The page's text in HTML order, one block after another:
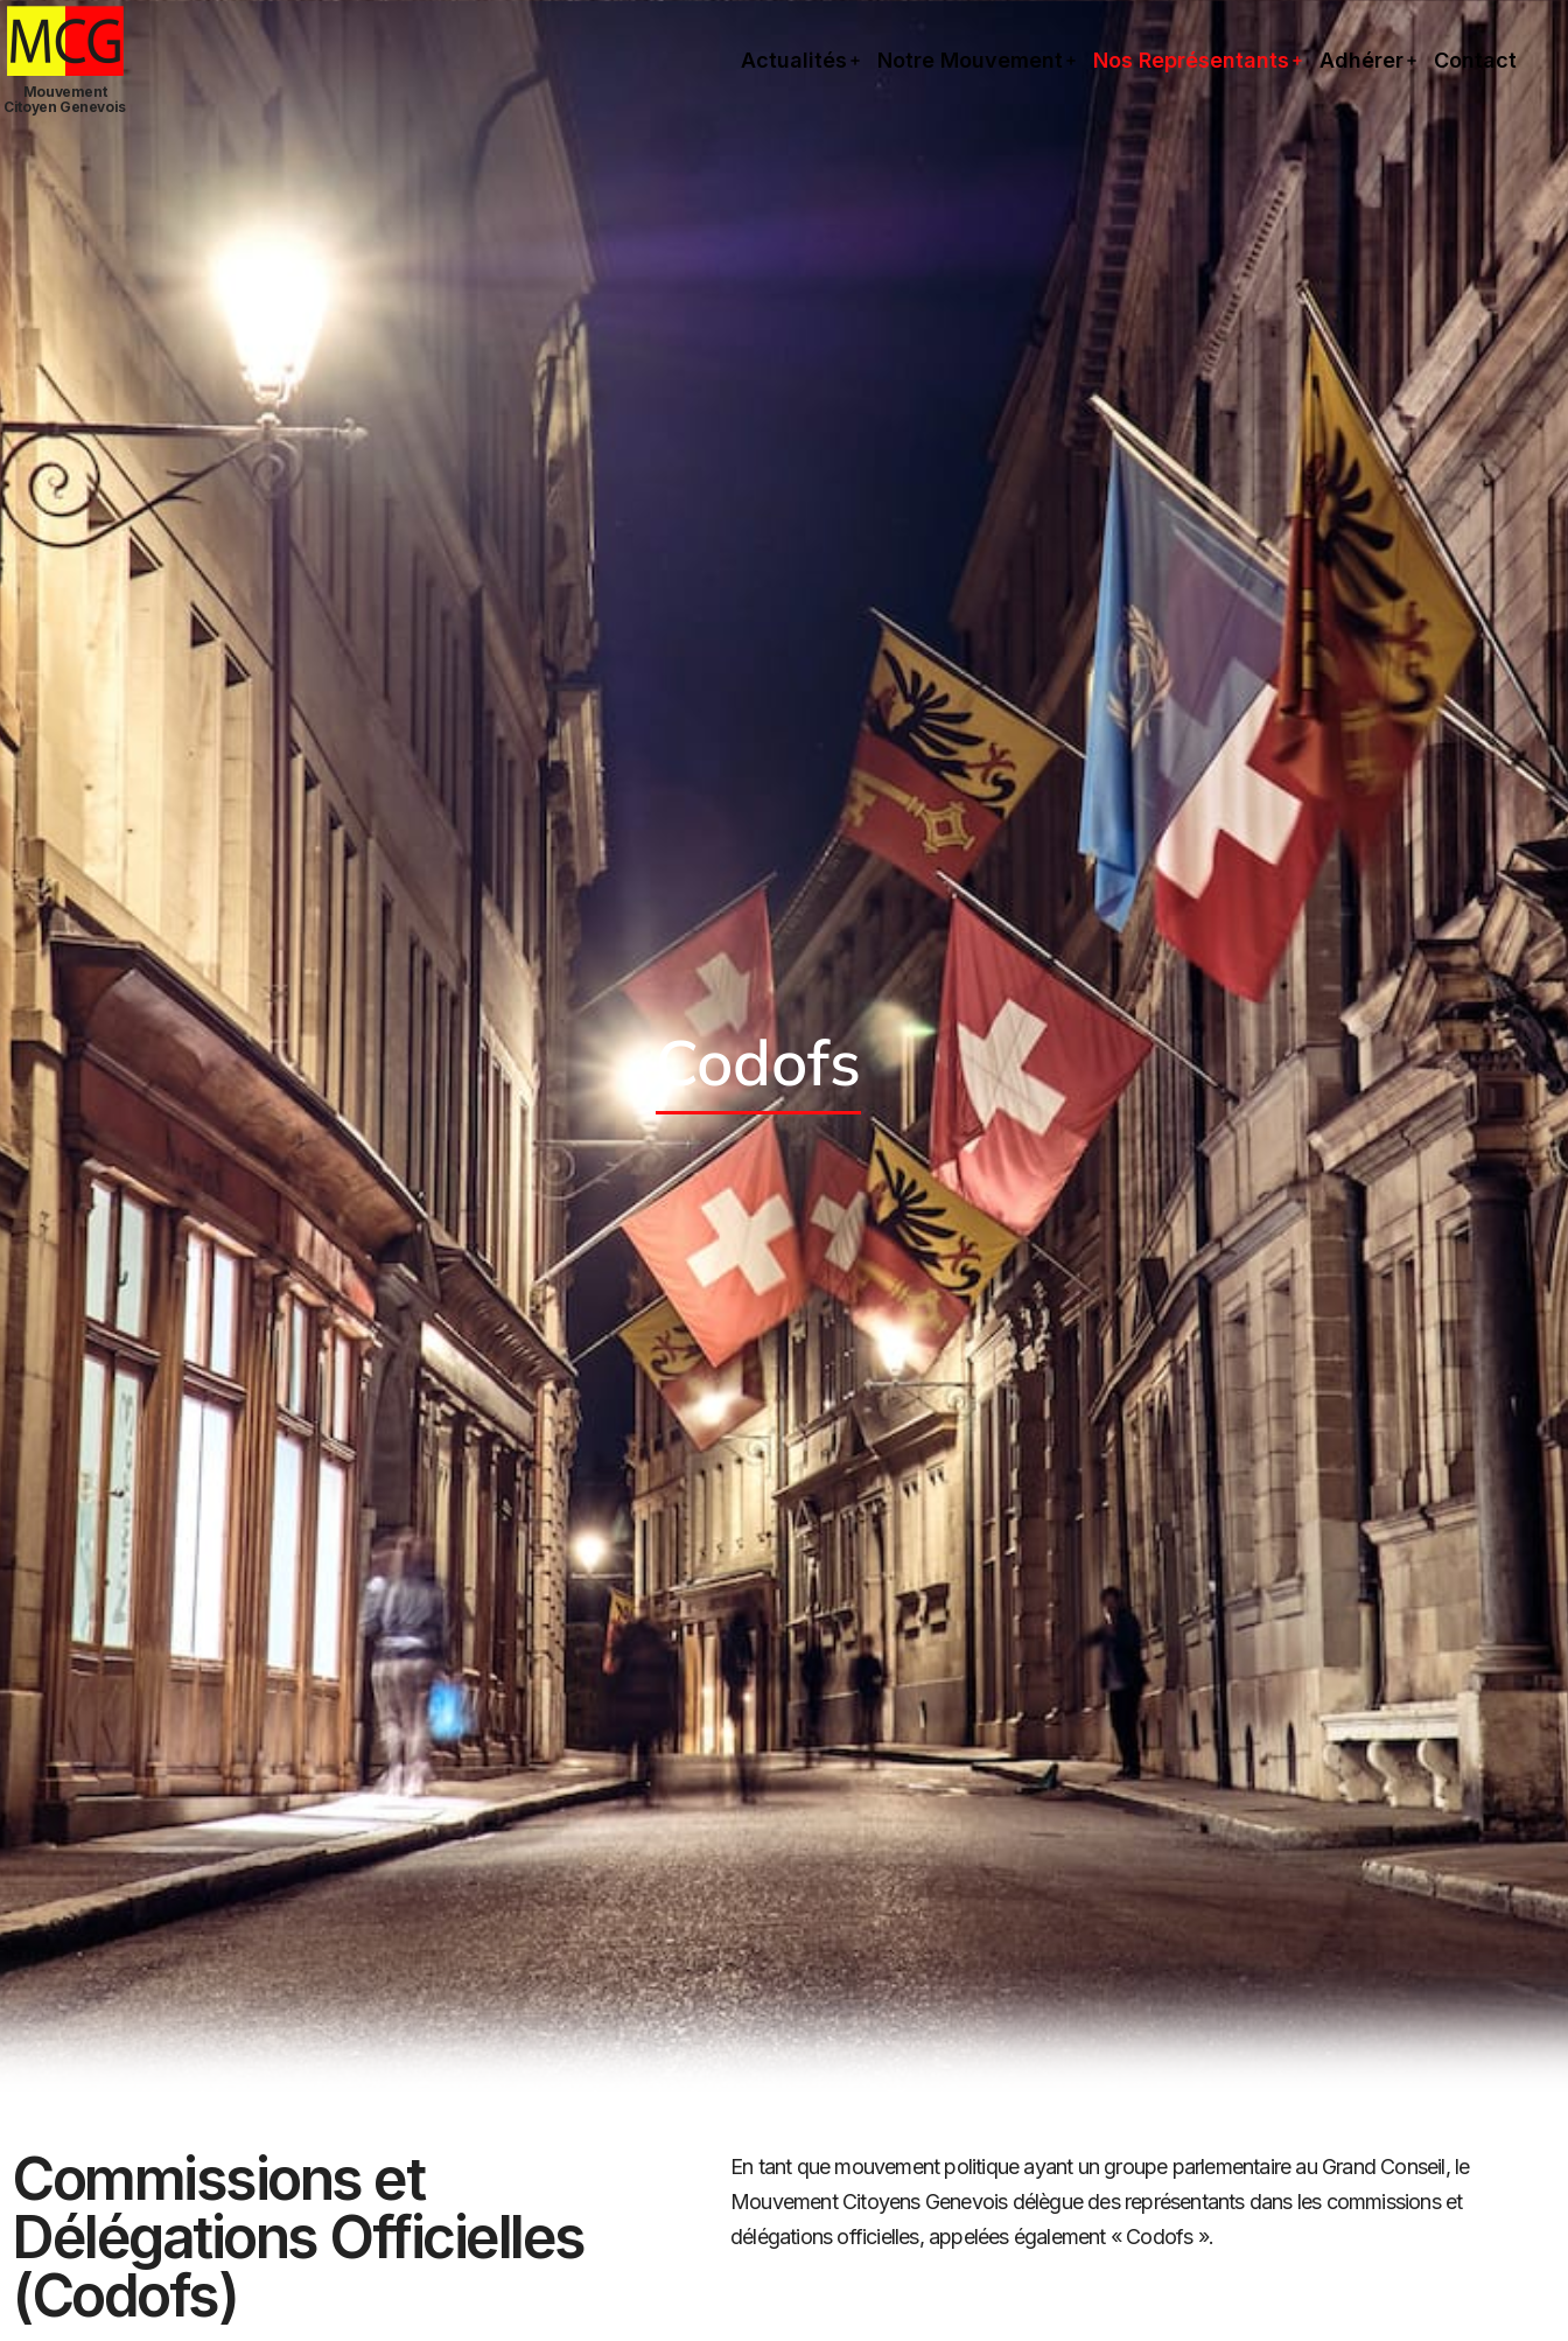
Mouvement
Citoyen Genevois
Actualités Notre Mouvement Nos Représentants Adhérer Contact
Codofs
Commissions et
Délégations Officielles
(Codofs)
En tant que mouvement politique ayant un groupe parlementaire au Grand Conseil, le
Mouvement Citoyens Genevois délègue des représentants dans les commissions et
délégations officielles, appelées également « Codofs ».